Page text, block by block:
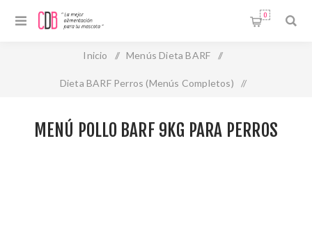
0
Inicio / Menús Dieta BARF /
Dieta BARF Perros (Menús Completos) /
MENÚ POLLO BARF 9KG PARA PERROS